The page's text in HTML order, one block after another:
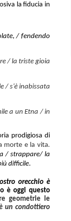
la fiducia in
/ fendendo
/ la triste gioia
/ s’è inabissata
a un Etna / in
prodigiosa di
morte e la vita.
/ strappare/ la
difficile.
orecchio è
è oggi questo
geometrie le
un condottiero